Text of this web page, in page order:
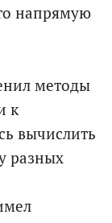
напрямую
методы
к
вычислить
разных